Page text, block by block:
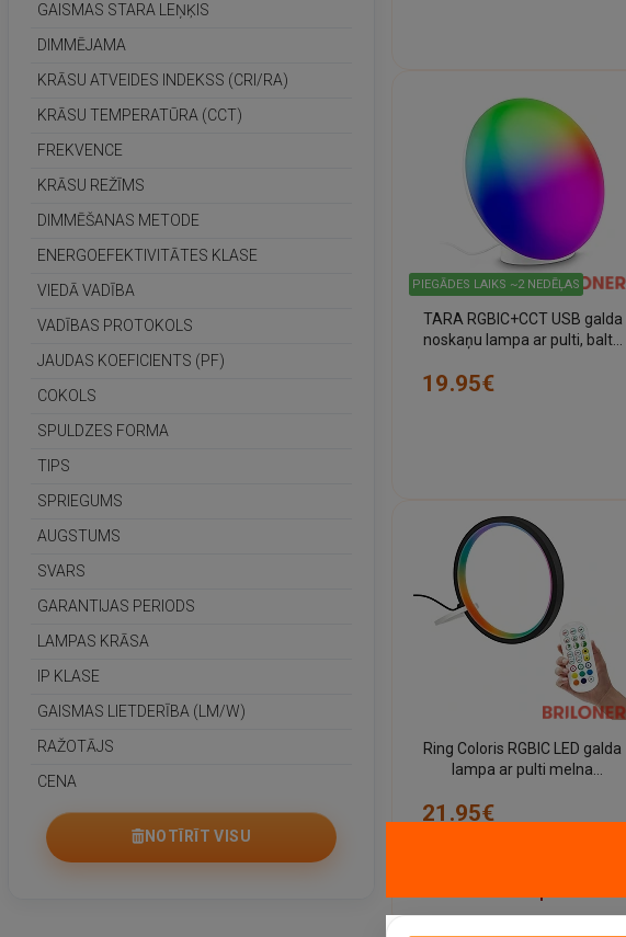
GAISMAS STARA LEŅĶIS
DIMMĒJAMA
KRĀSU ATVEIDES INDEKSS (CRI/RA)
KRĀSU TEMPERATŪRA (CCT)
FREKVENCE
KRĀSU REŽĪMS
DIMMĒŠANAS METODE
ENERGOEFEKTIVITĀTES KLASE
VIEDĀ VADĪBA
VADĪBAS PROTOKOLS
JAUDAS KOEFICIENTS (PF)
COKOLS
SPULDZES FORMA
TIPS
SPRIEGUMS
AUGSTUMS
SVARS
GARANTIJAS PERIODS
LAMPAS KRĀSA
IP KLASE
GAISMAS LIETDERĪBA (LM/W)
RAŽOTĀJS
CENA
NOTĪRĪT VISU
PIEGĀDES LAIKS ~2 NEDĒĻAS
TARA RGBIC+CCT USB galda
noskaņu lampa ar pulti, balta
19.95€
Ring Coloris RGBIC LED galda
lampa ar pulti melna
21.95€